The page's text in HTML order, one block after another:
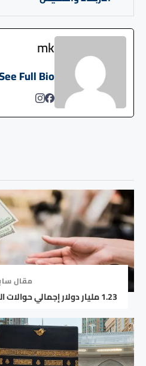
mk
Full Bio
مقال
1.23 مليار دولار إجمالي حوالات المغتربين للأردن في 3 اشهر